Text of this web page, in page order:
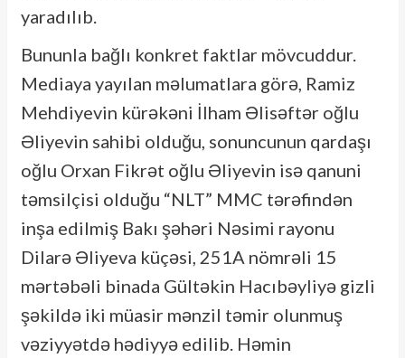
yaradılıb.
Bununla bağlı konkret faktlar mövcuddur.
Mediaya yayılan məlumatlara görə, Ramiz
Mehdiyevin kürəkəni İlham Əlisəftər oğlu
Əliyevin sahibi olduğu, sonuncunun qardaşı
oğlu Orxan Fikrət oğlu Əliyevin isə qanuni
təmsilçisi olduğu “NLT” MMC tərəfindən
inşa edilmiş Bakı şəhəri Nəsimi rayonu
Dilarə Əliyeva küçəsi, 251A nömrəli 15
mərtəbəli binada Gültəkin Hacıbəyliyə gizli
şəkildə iki müasir mənzil təmir olunmuş
vəziyyətdə hədiyyə edilib. Həmin